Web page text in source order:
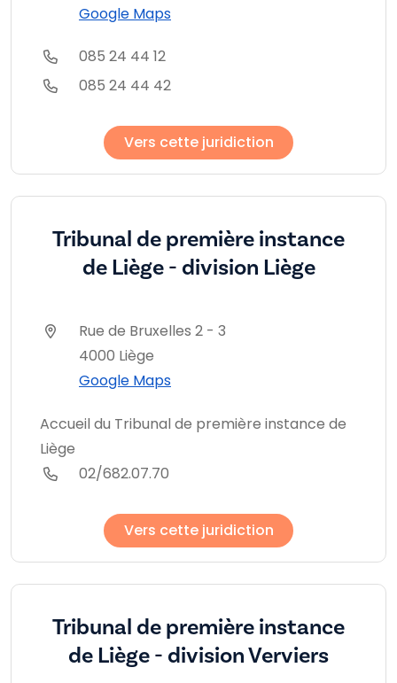
Google Maps
085 24 44 12
085 24 44 42
Vers cette juridiction
Tribunal de première instance
de Liège - division Liège
Rue de Bruxelles 2 - 3
4000 Liège
Google Maps
Accueil du Tribunal de première instance de
Liège
02/682.07.70
Vers cette juridiction
Tribunal de première instance
de Liège - division Verviers